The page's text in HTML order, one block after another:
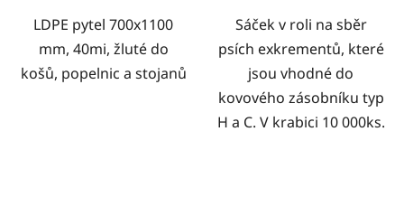
LDPE pytel 700x1100
mm, 40mi, žluté do
košů, popelnic a stojanů
Sáček v roli na sběr
psích exkrementů, které
jsou vhodné do
kovového zásobníku typ
H a C. V krabici 10 000ks.